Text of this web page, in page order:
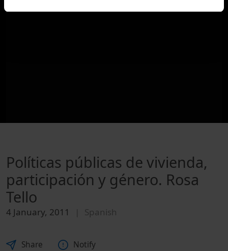
Políticas públicas de vivienda,
participación y género. Rosa
Tello
4 January, 2011 Spanish
Share Notify